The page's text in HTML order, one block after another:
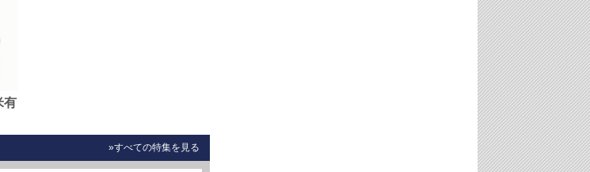
有
»すべての特集を見る